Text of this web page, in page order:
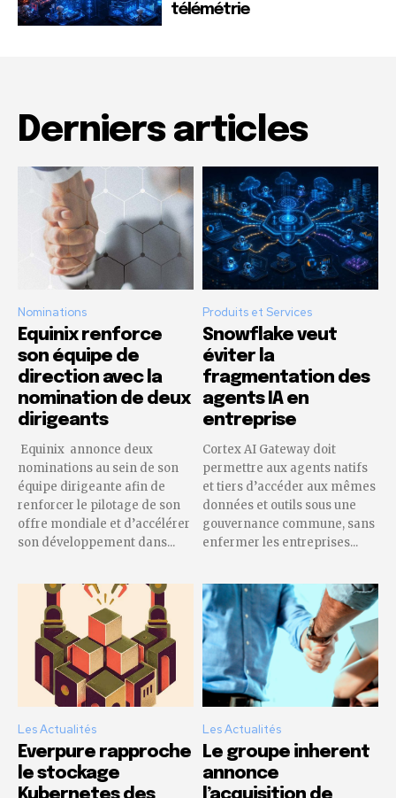
télémétrie
Derniers articles
Nominations
Equinix renforce
son équipe de
direction avec la
nomination de deux
dirigeants
Equinix annonce deux
nominations au sein de son
équipe dirigeante afin de
renforcer le pilotage de son
offre mondiale et d’accélérer
son développement dans...
Produits et Services
Snowflake veut
éviter la
fragmentation des
agents IA en
entreprise
Cortex AI Gateway doit
permettre aux agents natifs
et tiers d’accéder aux mêmes
données et outils sous une
gouvernance commune, sans
enfermer les entreprises...
Les Actualités
Everpure rapproche
le stockage
Les Actualités
Le groupe inherent
annonce